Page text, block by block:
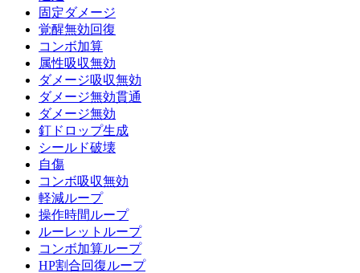
固定ダメージ
覚醒無効回復
コンボ加算
属性吸収無効
ダメージ吸収無効
ダメージ無効貫通
ダメージ無効
釘ドロップ生成
シールド破壊
自傷
コンボ吸収無効
軽減ループ
操作時間ループ
ルーレットループ
コンボ加算ループ
HP割合回復ループ